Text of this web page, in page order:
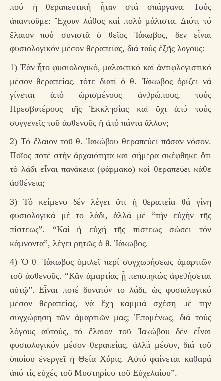
πού ἡ θεραπευτική ἦταν στά σπάργανα. Τούς
ἀπαντοῦμε: Ἔχουν λάθος καί πολύ μάλιστα. Διότι τό
ἔλαιον πού συνιστᾶ ὁ θεῖος Ἰάκωβος, δεν εἶναι
φυσιολογικόν μέσον θεραπείας, διά τούς ἑξῆς λόγους:
1) Ἐάν ἦτο φυσιολογικό, μαλακτικό καί ἀντιφλογιστικό
μέσον θεραπείας, τότε διατί ὁ θ. Ἰάκωβος ὁρίζει νά
γίνεται ἀπό ὡρισμένους ἀνθρώπους, τούς
Πρεσβυτέρους τῆς Ἑκκλησίας καί ὄχι ἀπό τούς
συγγενεῖς τοῦ ἀσθενοῦς ἤ ἀπό πάντα ἄλλον;
2) Τό ἔλαιον τοῦ θ. Ἰακώβου θεραπεύει πᾶσαν νόσον.
Ποῖος ποτέ στήν ἀρχαιότητα και σήμερα σκέφθηκε ὅτι
τό λάδι εἶναι πανάκεια (φάρμακο) καί θεραπεύει κάθε
ἀσθένεια;
3) Τό κείμενο δέν λέγει ὅτι ἡ θεραπεία θά γίνη
φυσιολογικά μέ το λάδι, ἀλλά μέ “τήν εὐχήν τῆς
πίστεως”. “Καί ἡ εὐχή τῆς πίστεως σώσει τόν
κάμνοντα”, λέγει ρητῶς ὁ θ. Ἰάκωβος.
4) Ὁ θ. Ἰάκωβος ὁμιλεῖ περί συγχωρήσεως ἁμαρτιῶν
τοῦ ἀσθενοῦς. “Κἄν ἁμαρτίας ᾖ πεποιηκώς ἀφεθήσεται
αὐτῷ”. Εἶναι ποτέ δυνατόν το λάδι, ὡς φυσιολογικό
μέσον θεραπείας, νά ἔχη καμμιά σχέση μέ την
συγχώρηση τῶν ἁμαρτιῶν μας; Ἑπομένως, διά τούς
λόγους αὐτούς, τό ἔλαιον τοῦ Ἰακώβου δέν εἶναι
φυσιολογικόν μέσον θεραπείας, ἀλλά μέσον, διά τοῦ
ὁποίου ἐνεργεῖ ἡ Θεία Χάρις. Αὐτό φαίνεται καθαρά
ἀπό τίς εὐχές τοῦ Μυστηρίου τοῦ Εὐχελαίου”.